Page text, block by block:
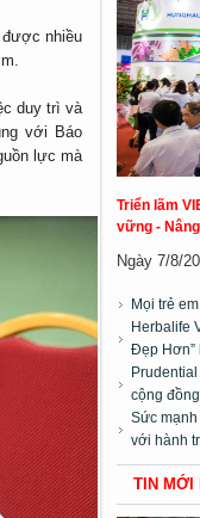
nhiều
duy trì và
với Báo
lực mà
Triển lãm
vững -
Ngày 7/8/
Mọi trẻ
Herbalife
Đẹp Hơn”
cộng
Sức
với hành
TIN MỚI